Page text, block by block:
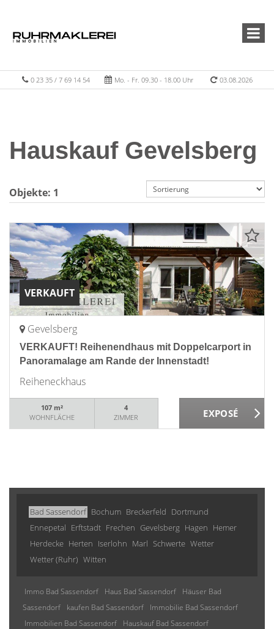
0 23 35 / 7 69 14 54 Mo. - Fr. 09.30 - 18.00 Uhr 03.08.2026
Hauskauf Gevelsberg
Objekte: 1
VERKAUFT
Gevelsberg
VERKAUFT! Reihenendhaus mit Doppelcarport in
Panoramalage am Rande der Innenstadt!
Reiheneckhaus
107 m²
WOHNFLÄCHE
4
ZIMMER
Bad Sassendorf Bochum Breckerfeld Dortmund
Ennepetal Erftstadt Frechen Gevelsberg Hagen Hemer
Herdecke Herten Iserlohn Marl Schwerte Wetter
Wetter (Ruhr) Witten
Immo Bad Sassendorf Haus Bad Sassendorf
Häuser Bad
Sassendorf
kaufen Bad Sassendorf
Immobilie Bad Sassendorf
Immobilien Bad Sassendorf
Hauskauf Bad Sassendorf